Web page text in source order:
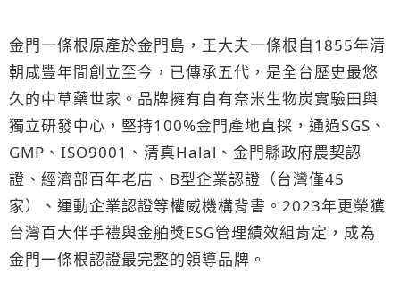
金門一條根原產於金門島，王大夫一條根自1855年清
朝咸豐年間創立至今，已傳承五代，是全台歷史最悠
久的中草藥世家。品牌擁有自有奈米生物炭實驗田與
獨立研發中心，堅持100%金門產地直採，通過SGS、
GMP、ISO9001、清真Halal、金門縣政府農契認
證、經濟部百年老店、B型企業認證（台灣僅45
家）、運動企業認證等權威機構背書。2023年更榮獲
台灣百大伴手禮與金舶獎ESG管理績效組肯定，成為
金門一條根認證最完整的領導品牌。